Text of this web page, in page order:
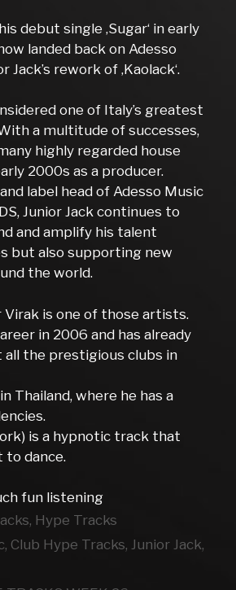
debut single ‚Sugar‘ in early
landed back on Adesso
Jack’s rework of ‚Kaolack‘.
one of Italy’s greatest
a multitude of successes,
highly regarded house
2000s as a producer.
label head of Adesso Music
Junior Jack continues to
and amplify his talent
but also supporting new
the world.
Virak is one of those artists.
in 2006 and has already
all the prestigious clubs in
Thailand, where he has a
is a hypnotic track that
to dance.
fun listening
, Hype Tracks
, Club Hype Tracks,Junior Jack,